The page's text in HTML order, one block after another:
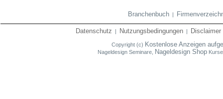
Branchenbuch |
Datenschutz | Nutzungsbedingungen | Disclaimer
Copyright (c) Kostenlose Anzeigen
Nageldesign Seminare, Nageldesign Shop